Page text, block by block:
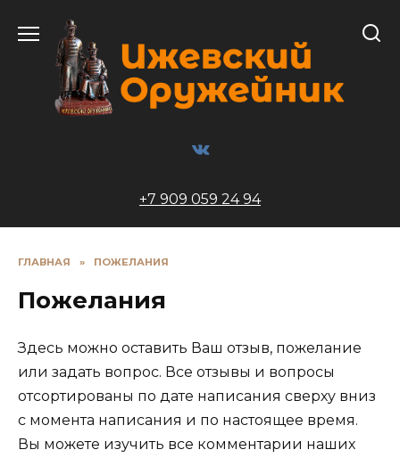
содержанию
+7 909 059 24 94
ГЛАВНАЯ » ПОЖЕЛАНИЯ
Пожелания
Здесь можно оставить Ваш отзыв, пожелание
или задать вопрос. Все отзывы и вопросы
отсортированы по дате написания сверху вниз
с момента написания и по настоящее время.
Вы можете изучить все комментарии наших